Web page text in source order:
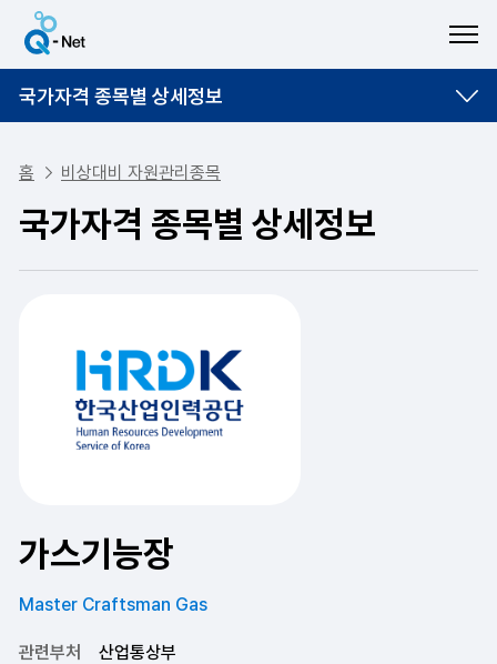
국가자격 종목별 상세정보
홈 비상대비 자원관리종목
국가자격 종목별 상세정보
가스기능장
Master Craftsman Gas
관련부처
산업통상부